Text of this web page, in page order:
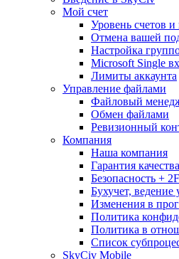
Мой счет
Уровень счетов
Отмена вашей
Настройка
Microsoft Single
Лимиты аккаунта
Управление файлами
Файловый
Обмен файлами
Ревизионный
Компания
Наша компания
Гарантия качества
Безопасность +
Бухучет, ведение
Изменения в
Политика
Политика в
Список
SkyCiv Mobile